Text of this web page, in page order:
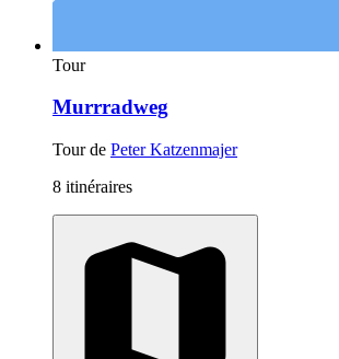
Tour
Murrradweg
Tour de Peter Katzenmajer
8 itinéraires